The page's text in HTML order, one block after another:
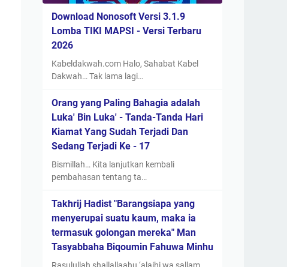
Download Nonosoft Versi 3.1.9
Lomba TIKI MAPSI - Versi Terbaru
2026
Kabeldakwah.com Halo, Sahabat Kabel
Dakwah… Tak lama lagi…
Orang yang Paling Bahagia adalah
Luka' Bin Luka' - Tanda-Tanda Hari
Kiamat Yang Sudah Terjadi Dan
Sedang Terjadi Ke - 17
Bismillah… Kita lanjutkan kembali
pembahasan tentang ta…
Takhrij Hadist "Barangsiapa yang
menyerupai suatu kaum, maka ia
termasuk golongan mereka" Man
Tasyabbaha Biqoumin Fahuwa Minhu
Rasulullah shallallaahu ‘alaihi wa sallam